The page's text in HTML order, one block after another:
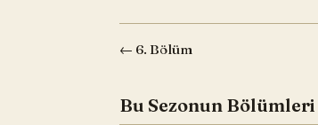
← 6. Bölüm
Bu Sezonun Bölümleri